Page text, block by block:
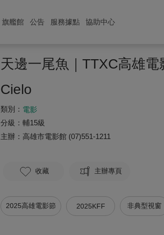
旗艦館 公告 服務據點 協助中心
天邊一尾魚｜TTXC高雄電
Cielo
類別： 電影
分級： 輔15級
主辦： 高雄市電影館 (07)551-1211
收藏 主辦專頁
2025高雄電影節 2025KFF 非典型視窗